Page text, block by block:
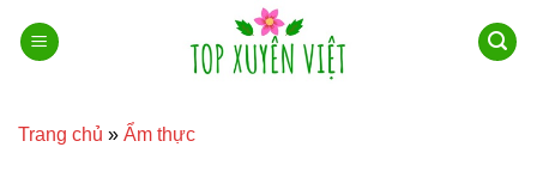
qua
Trang chủ » Ẩm thực